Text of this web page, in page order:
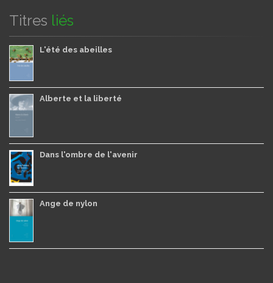
Titres liés
L'été des abeilles
Alberte et la liberté
Dans l'ombre de l'avenir
Ange de nylon